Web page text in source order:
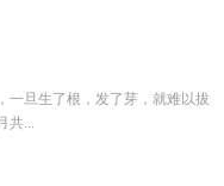
一旦生了根，发了芽，就难以拔
共...